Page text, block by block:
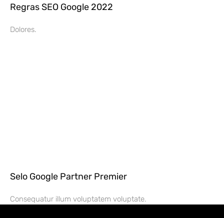
Regras SEO Google 2022
Dolores.
Selo Google Partner Premier
Consequatur illum voluptatem voluptate.